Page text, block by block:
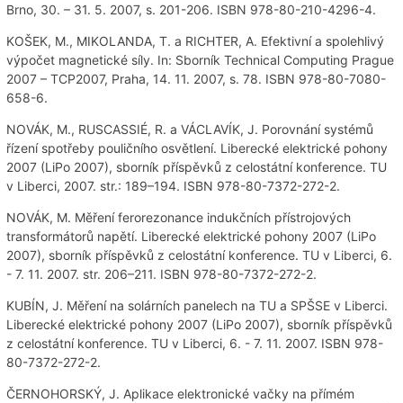
Brno, 30. – 31. 5. 2007, s. 201-206. ISBN 978-80-210-4296-4.
KOŠEK, M., MIKOLANDA, T. a RICHTER, A. Efektivní a spolehlivý
výpočet magnetické síly. In: Sborník Technical Computing Prague
2007 – TCP2007, Praha, 14. 11. 2007, s. 78. ISBN 978-80-7080-
658-6.
NOVÁK, M., RUSCASSIÉ, R. a VÁCLAVÍK, J. Porovnání systémů
řízení spotřeby pouličního osvětlení. Liberecké elektrické pohony
2007 (LiPo 2007), sborník příspěvků z celostátní konference. TU
v Liberci, 2007. str.: 189–194. ISBN 978-80-7372-272-2.
NOVÁK, M. Měření ferorezonance indukčních přístrojových
transformátorů napětí. Liberecké elektrické pohony 2007 (LiPo
2007), sborník příspěvků z celostátní konference. TU v Liberci, 6.
- 7. 11. 2007. str. 206–211. ISBN 978-80-7372-272-2.
KUBÍN, J. Měření na solárních panelech na TU a SPŠSE v Liberci.
Liberecké elektrické pohony 2007 (LiPo 2007), sborník příspěvků
z celostátní konference. TU v Liberci, 6. - 7. 11. 2007. ISBN 978-
80-7372-272-2.
ČERNOHORSKÝ, J. Aplikace elektronické vačky na přímém